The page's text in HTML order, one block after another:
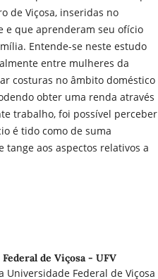
de Viçosa, inseridas no
e que aprenderam seu ofício
Entende-se neste estudo
entre mulheres da
costuras no âmbito doméstico
obter uma renda através
trabalho, foi possível perceber
é tido como de suma
aos aspectos relativos a
de Viçosa - UFV
Universidade Federal de Viçosa